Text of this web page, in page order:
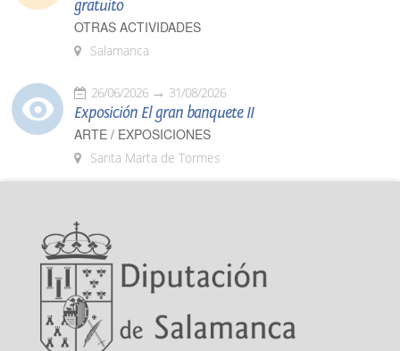
gratuito
OTRAS ACTIVIDADES
Salamanca
26/06/2026 31/08/2026
Exposición El gran banquete II
ARTE / EXPOSICIONES
Santa Marta de Tormes